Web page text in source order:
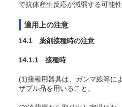
で抗体産生反応が減弱する可能
適用上の注意
14.1 薬剤接種時の注意
14.1.1 接種時
(1)接種用器具は、ガンマ線等に
ザブル品を用いること。